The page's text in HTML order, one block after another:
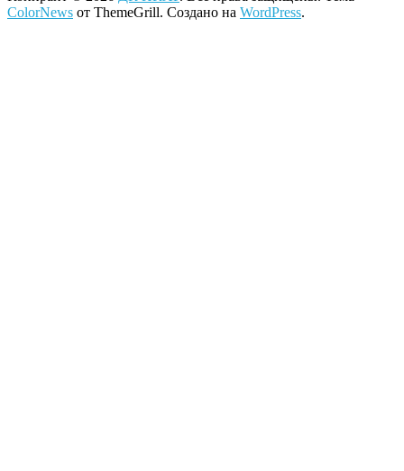
ColorNews от ThemeGrill. Создано на WordPress.